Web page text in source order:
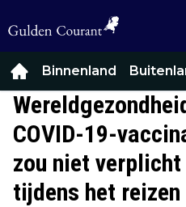
Binnenland
COVID-19-
zou niet
tijdens het reizen